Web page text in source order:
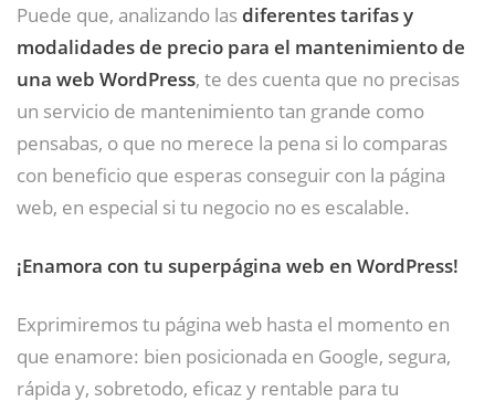
Puede que, analizando lasdiferentes tarifas y
modalidades de precio para el mantenimiento de
una web WordPress, te des cuenta que no precisas
un servicio de mantenimiento tan grande como
pensabas, o que no merece la pena si lo comparas
con beneficio que esperas conseguir con la página
web, en especial si tu negocio no es escalable.
¡Enamora con tu superpágina web en WordPress!
Exprimiremos tu página web hasta el momento en
que enamore: bien posicionada en Google, segura,
rápida y, sobretodo, eficaz y rentable para tu